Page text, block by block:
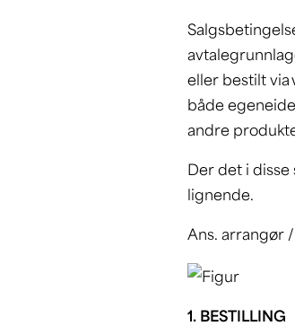
eller bestilt via
både
andre
Der det i
lignende.
Ans. arrangør /
1. BESTILLING